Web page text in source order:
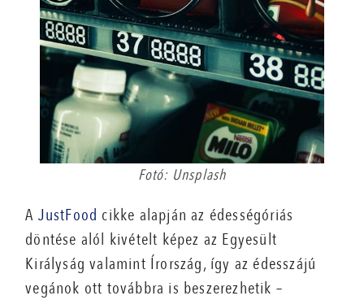
Fotó: Unsplash
A JustFood cikke alapján az édességóriás
döntése alól kivételt képez az Egyesült
Királyság valamint Írország, így az édesszájú
vegánok ott továbbra is beszerezhetik –